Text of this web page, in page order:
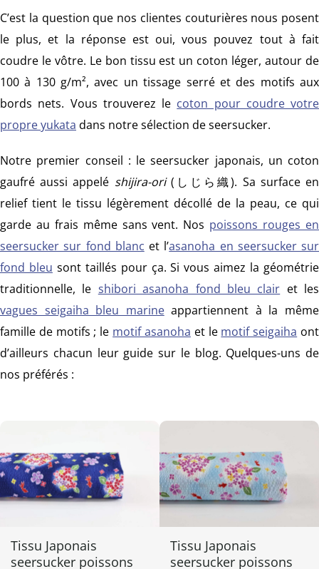
C’est la question que nos clientes couturières nous posent
le plus, et la réponse est oui, vous pouvez tout à fait
coudre le vôtre. Le bon tissu est un coton léger, autour de
100 à 130 g/m², avec un tissage serré et des motifs aux
bords nets. Vous trouverez le coton pour coudre votre
propre yukata dans notre sélection de seersucker.
Notre premier conseil : le seersucker japonais, un coton
gaufré aussi appelé shijira-ori(しじら織). Sa surface en
relief tient le tissu légèrement décollé de la peau, ce qui
garde au frais même sans vent. Nos poissons rouges en
seersucker sur fond blanc et l’asanoha en seersucker sur
fond bleu sont taillés pour ça. Si vous aimez la géométrie
traditionnelle, le shibori asanoha fond bleu clair et les
vagues seigaiha bleu marineappartiennent à la même
famille de motifs ; le motif asanoha et le motif seigaiha ont
d’ailleurs chacun leur guide sur le blog. Quelques-uns de
nos préférés :
Tissu Japonais
seersucker poissons
Tissu Japonais
seersucker poissons